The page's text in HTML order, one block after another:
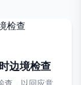
边境检查